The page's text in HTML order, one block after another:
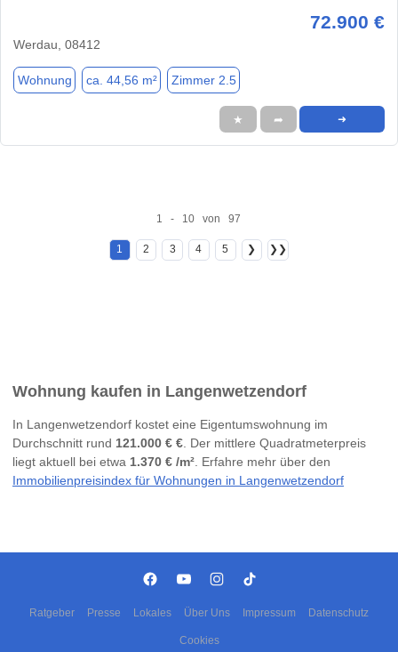
72.900 €
Werdau, 08412
Wohnung ca. 44,56 m² Zimmer 2.5
★ ➦ ➜
1 - 10 von 97
1 2 3 4 5 ❯ ❯❯
Wohnung kaufen in Langenwetzendorf
In Langenwetzendorf kostet eine Eigentumswohnung im
Durchschnitt rund 121.000 € €. Der mittlere Quadratmeterpreis
liegt aktuell bei etwa 1.370 € /m². Erfahre mehr über den
Immobilienpreisindex für Wohnungen in Langenwetzendorf
Ratgeber Presse Lokales Über Uns Impressum Datenschutz
Cookies